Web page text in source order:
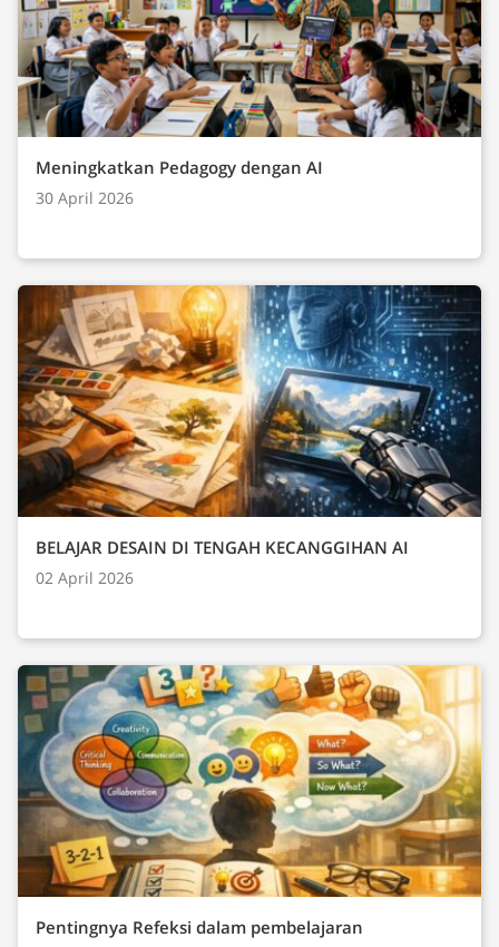
Meningkatkan Pedagogy dengan AI
30 April 2026
BELAJAR DESAIN DI TENGAH KECANGGIHAN AI
02 April 2026
Pentingnya Refeksi dalam pembelajaran